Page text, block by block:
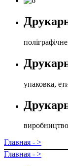
упаковка,
виробництво
Главная - >
Главная - >